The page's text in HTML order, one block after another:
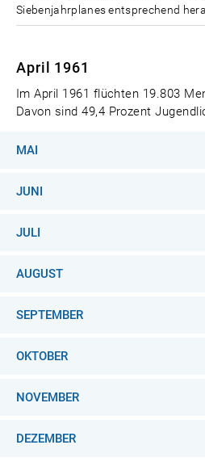
Siebenjahrplanes entsprechend
April 1961
Im April 1961 flüchten 19.803
Davon sind 49,4 Prozent
MAI
JUNI
JULI
AUGUST
SEPTEMBER
OKTOBER
NOVEMBER
DEZEMBER